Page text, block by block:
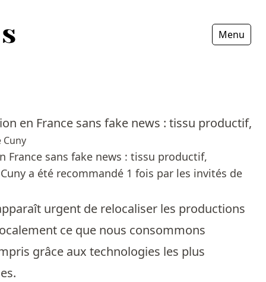
Menu
en France sans fake news : tissu productif,
Cuny
France sans fake news : tissu productif,
a été recommandé 1 fois par les invités de
urgent de relocaliser les productions
ce que nous consommons
grâce aux technologies les plus